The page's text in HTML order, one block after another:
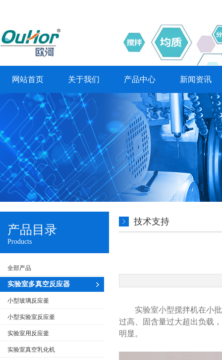
网站首页 关于我们 产品中心 新闻资讯
产品目录
Products
全部产品
实验室多真空反应器
小型玻璃反应釜
小型实验室反应釜
实验室用反应釜
实验室真空乳化机
技术支持
实验室小型搅拌机在小
过高、固含量过大超出负载
明显。